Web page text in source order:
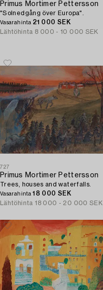
Primus Mortimer Pettersson
"Solnedgång över Europa".
Vasarahinta 21 000 SEK
Lähtöhinta 8 000 - 10 000 SEK
727
Primus Mortimer Pettersson
Trees, houses and waterfalls.
Vasarahinta18 000 SEK
Lähtöhinta 18 000 - 20 000 SEK